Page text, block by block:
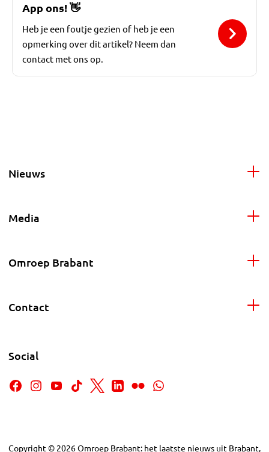
App ons!👋
Heb je een foutje gezien of heb je een
opmerking over dit artikel? Neem dan
contact met ons op.
Nieuws
Media
Omroep Brabant
Contact
Social
Copyright © 2026Omroep Brabant: het laatste nieuws uit Brabant,